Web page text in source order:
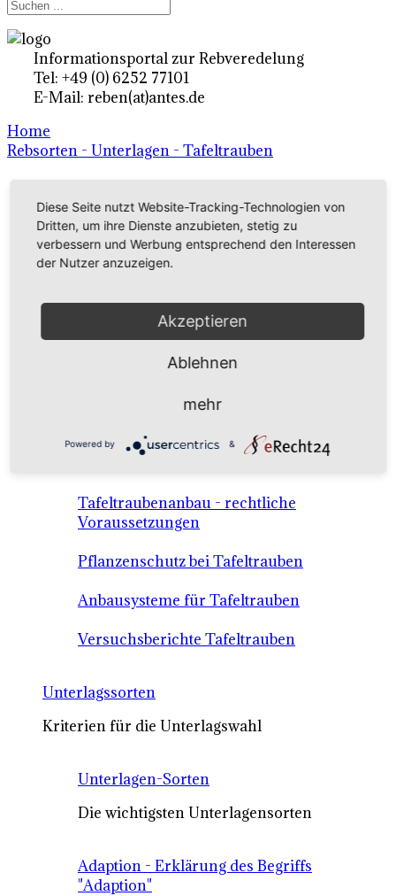
Informationsportal zur Rebveredelung
Tel: +49 (0) 6252 77101
E-Mail: reben(at)antes.de
Home
Rebsorten - Unterlagen - Tafeltrauben
Ertragsrebsorten A-Z
in Deutschland
Anbausysteme & Recht
Tafeltraubenanbau - rechtliche
Voraussetzungen
Pflanzenschutz bei Tafeltrauben
Anbausysteme für Tafeltrauben
Versuchsberichte Tafeltrauben
Unterlagssorten
Kriterien für die Unterlagswahl
Unterlagen-Sorten
Die wichtigsten Unterlagensorten
Adaption - Erklärung des Begriffs
"Adaption"
Diese Seite nutzt Website-Tracking-Technologien von
Dritten, um ihre Dienste anzubieten, stetig zu
verbessern und Werbung entsprechend den Interessen
der Nutzer anzuzeigen.
Akzeptieren
Ablehnen
mehr
Powered by &